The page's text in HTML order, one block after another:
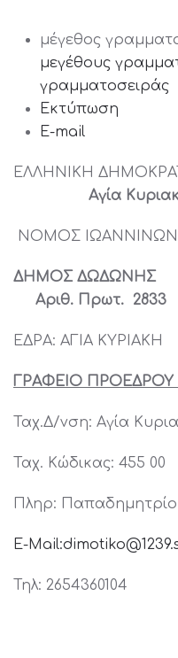
μέγεθος
μεγέθους
γραμματοσειράς
Εκτύπωση
E-mail
ΕΛΛΗΝΙΚΗ
Αγία
ΝΟΜΟΣ ΙΩΑΝΝΙΝΩΝ
ΔΗΜΟΣ
Αριθ. Πρωτ. 2833
ΕΔΡΑ: ΑΓΙΑ ΚΥΡΙΑΚΗ
ΓΡΑΦΕΙΟ
Ταχ.Δ/νση: Αγία
Ταχ. Κώδικας: 455 00
Πληρ:
E-
Τηλ: 2654360104